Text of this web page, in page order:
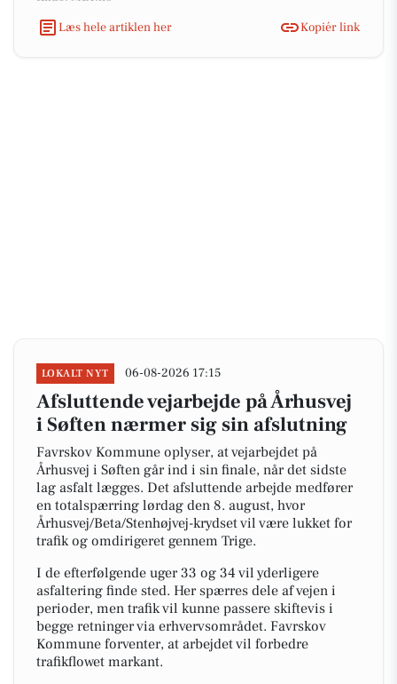
Læs hele artiklen her
Kopiér link
LOKALT NYT 06-08-2026 17:15
Afsluttende vejarbejde på Århusvej
i Søften nærmer sig sin afslutning
Favrskov Kommune oplyser, at vejarbejdet på
Århusvej i Søften går ind i sin finale, når det sidste
lag asfalt lægges. Det afsluttende arbejde medfører
en totalspærring lørdag den 8. august, hvor
Århusvej/Beta/Stenhøjvej-krydset vil være lukket for
trafik og omdirigeret gennem Trige.
I de efterfølgende uger 33 og 34 vil yderligere
asfaltering finde sted. Her spærres dele af vejen i
perioder, men trafik vil kunne passere skiftevis i
begge retninger via erhvervsområdet. Favrskov
Kommune forventer, at arbejdet vil forbedre
trafikflowet markant.